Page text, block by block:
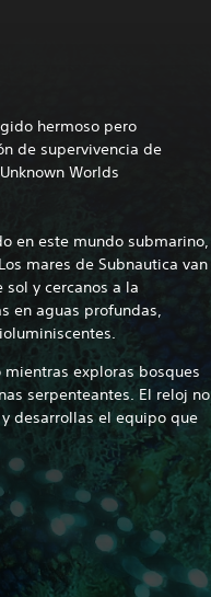
hermoso pero
de supervivencia de
Worlds
en este mundo submarino,
mares de Subnautica van
y cercanos a la
en aguas profundas,
exploras bosques
serpenteantes. El reloj no
desarrollas el equipo que